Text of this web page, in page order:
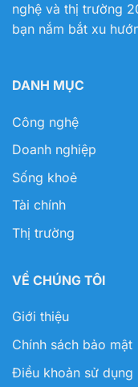
nghệ và thị trường
bạn nắm bắt xu
DANH MỤC
Công nghệ
Doanh nghiệp
Sống khoẻ
Tài chính
Thị trường
VỀ CHÚNG TÔI
Giới thiệu
Chính sách bảo mật
Điều khoản sử dụng